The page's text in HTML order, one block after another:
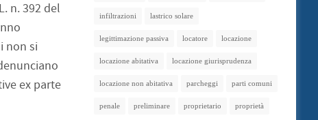
n. 392 del
non si
ex parte
infiltrazioni lastrico solare
legittimazione passiva locatore locazione
locazione abitativa locazione giurisprudenza
locazione non abitativa parcheggi parti comuni
penale preliminare proprietario proprietà